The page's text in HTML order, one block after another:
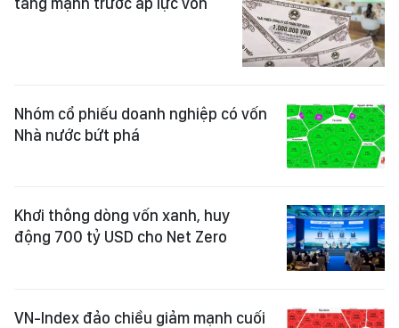
Nhóm cổ phiếu doanh nghiệp có vốn
Nhà nước bứt phá
Khơi thông dòng vốn xanh, huy
động 700 tỷ USD cho Net Zero
VN-Index đảo chiều giảm mạnh cuối